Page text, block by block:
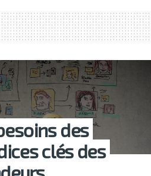
des
clés des